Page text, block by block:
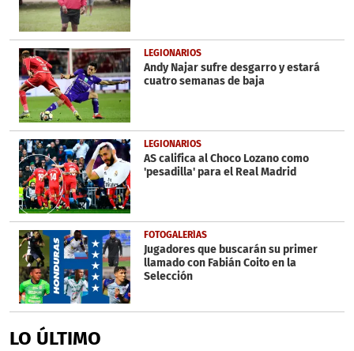
LEGIONARIOS
Andy Najar sufre desgarro y estará
cuatro semanas de baja
LEGIONARIOS
AS califica al Choco Lozano como
'pesadilla' para el Real Madrid
FOTOGALERÍAS
Jugadores que buscarán su primer
llamado con Fabián Coito en la
Selección
LO ÚLTIMO